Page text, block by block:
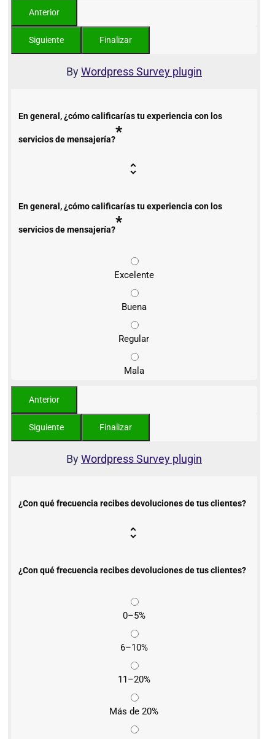
ByWordpress Survey plugin
En general, ¿cómo calificarías tu experiencia con los
servicios de mensajería?*
En general, ¿cómo calificarías tu experiencia con los
servicios de mensajería?*
Excelente
Buena
Regular
Mala
ByWordpress Survey plugin
¿Con qué frecuencia recibes devoluciones de tus clientes?
¿Con qué frecuencia recibes devoluciones de tus clientes?
0–5%
6–10%
11–20%
Más de 20%